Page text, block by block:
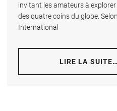
invitant les amateurs à
des quatre coins du globe.
International
LIRE LA SUITE…